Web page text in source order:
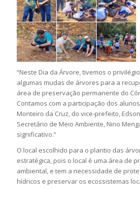
“Neste Dia da Árvore, tivemos o
algumas mudas de árvores para a
área de preservação permanente do
Contamos com a participação dos alunos
Monteiro da Cruz, do vice-prefeito,
Secretário de Meio Ambiente, Nino
significativo.”
O local escolhido para o plantio das
estratégica, pois o local é uma área de
ambiental, e tem a necessidade de
hídricos e preservar os ecossistemas